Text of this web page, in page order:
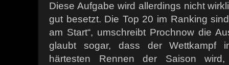
Diese Aufgabe wird allerdings nicht
gut besetzt. Die Top 20 im Ranking
am Start“, umschreibt Prochnow die
glaubt sogar, dass der Wettkampf
härtesten Rennen der Saison